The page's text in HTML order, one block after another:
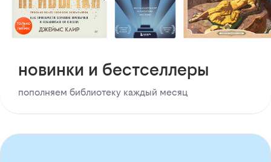
новинки и бестселлеры
пополняем библиотеку каждый месяц